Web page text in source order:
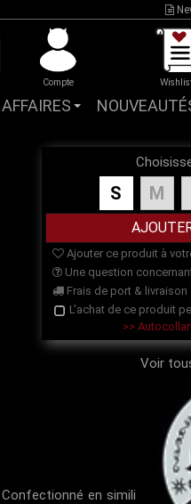
Compte
S M
Ajouter ce produit à
Une question
Frais de port & livraison
L'achat de ce produit
>>
Voir
en simili